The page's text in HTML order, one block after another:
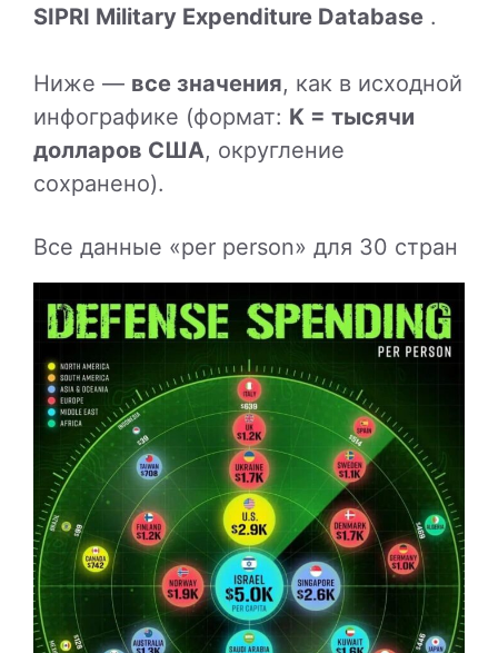
SIPRI Military Expenditure Database .
Ниже — все значения, как в исходной
инфографике (формат: K = тысячи
долларов США, округление
сохранено).
Все данные «per person» для 30 стран